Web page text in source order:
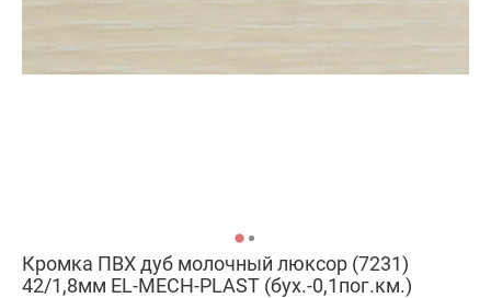
Кромка ПВХ дуб молочный люксор (7231)
42/1,8мм EL-MECH-PLAST (бух.-0,1пог.км.)